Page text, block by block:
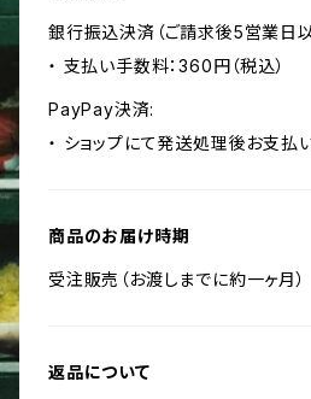
銀行振込決済（ご請求後5営業日以
・ 支払い手数料：360円（税込）
PayPay決済:
・ ショップにて発送処理後お支払
商品のお届け時期
受注販売（お渡しまでに約一ヶ月）
返品について